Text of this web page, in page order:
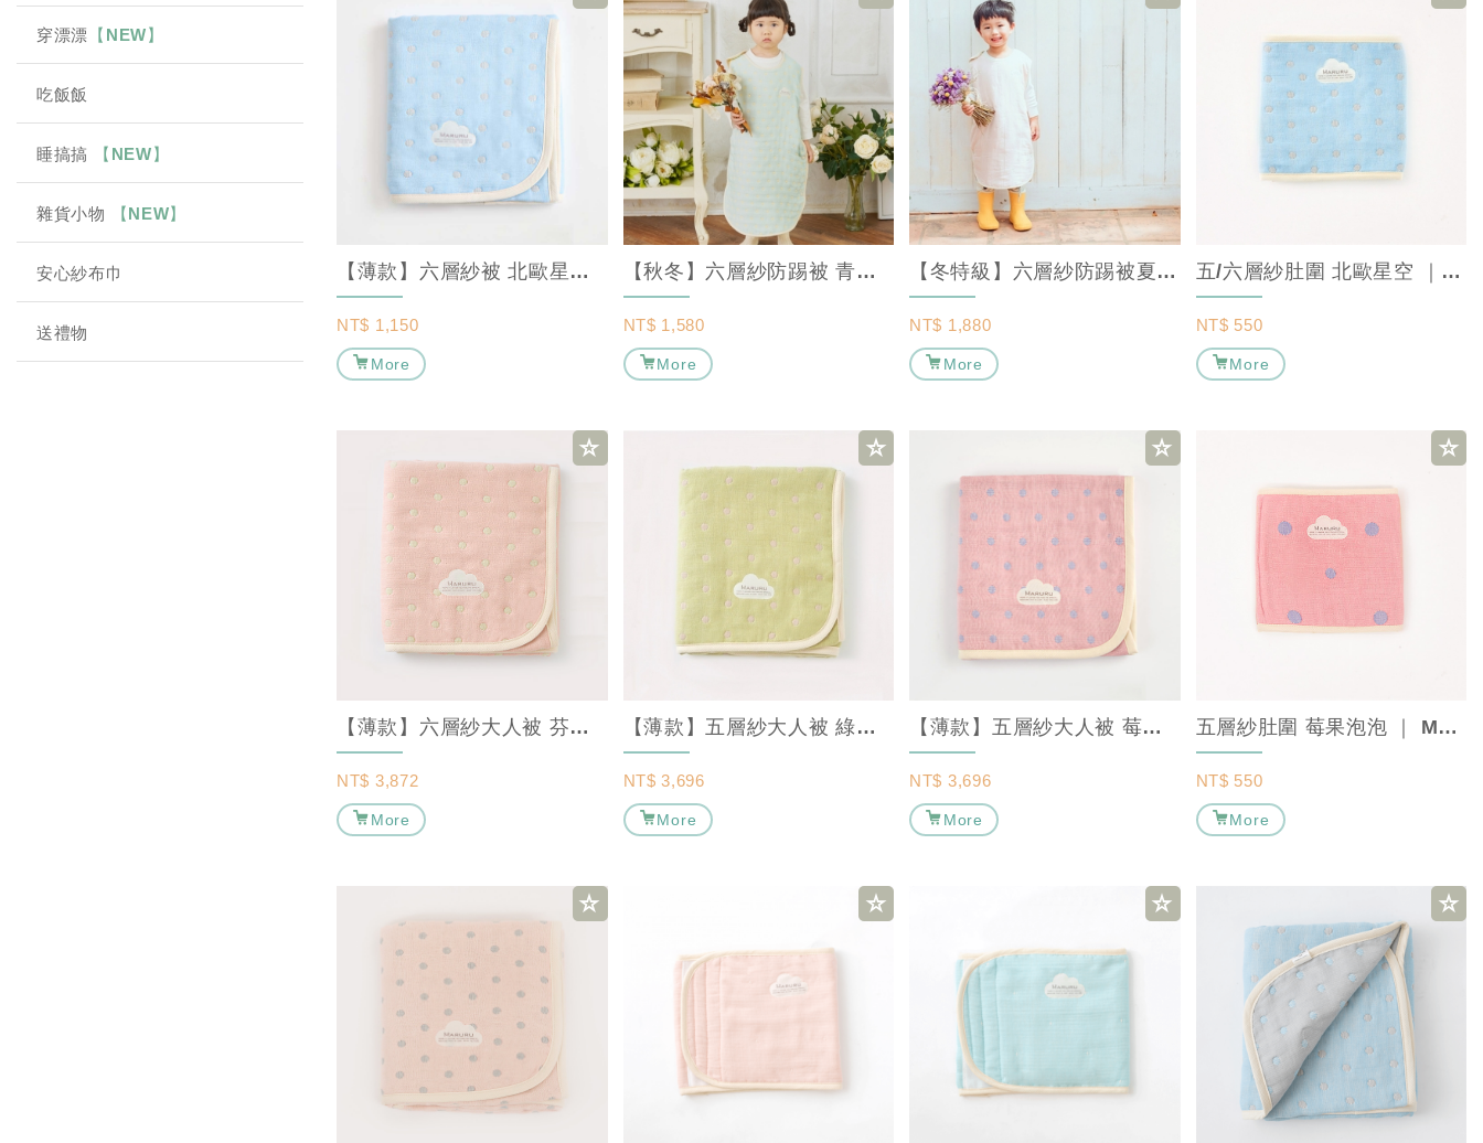
穿漂漂 【NEW】
吃飯飯
睡搞搞 【NEW】
雜貨小物 【NEW】
安心紗布巾
送禮物
【薄款】六層紗被 北歐星空 (S/M/L) ｜ MARURU【嬰兒棉被/嬰兒被...
NT$ 1,150
More
【秋冬】六層紗防踢被 青檸 [ 厚款 ]｜ MARURU 【寶寶防踢被/嬰兒防...
NT$ 1,580
More
【冬特級】六層紗防踢被夏綠蒂 ｜ MARURU 【寶寶防踢被/嬰兒防踢被/防踢背...
NT$ 1,880
More
五/六層紗肚圍 北歐星空 ｜ MARURU【保暖寶寶肚圍/嬰兒肚圍】
NT$ 550
More
【薄款】六層紗大人被 芬芳花園 ｜ MARURU 【日本手工棉被】
NT$ 3,872
More
【薄款】五層紗大人被 綠野仙蹤 ｜ MARURU【日本手工棉被】
NT$ 3,696
More
【薄款】五層紗大人被 莓果協奏曲 ｜ MARURU 【日本手工棉被】
NT$ 3,696
More
五層紗肚圍 莓果泡泡 ｜ MARURU【保暖寶寶肚圍/嬰兒肚圍】
NT$ 550
More